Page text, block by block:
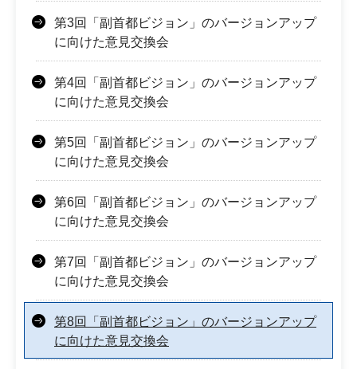
第3回「副首都ビジョン」のバージョンアップ
に向けた意見交換会
第4回「副首都ビジョン」のバージョンアップ
に向けた意見交換会
第5回「副首都ビジョン」のバージョンアップ
に向けた意見交換会
第6回「副首都ビジョン」のバージョンアップ
に向けた意見交換会
第7回「副首都ビジョン」のバージョンアップ
に向けた意見交換会
第8回「副首都ビジョン」のバージョンアップ
に向けた意見交換会